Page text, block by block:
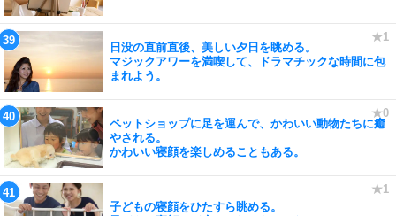
日没の直前直後、美しい夕日を眺める。
マジックアワーを満喫して、ドラマチックな時間に包
まれよう。
ペットショップに足を運んで、かわいい動物たちに癒
やされる。
かわいい寝顔を楽しめることもある。
子どもの寝顔をひたすら眺める。